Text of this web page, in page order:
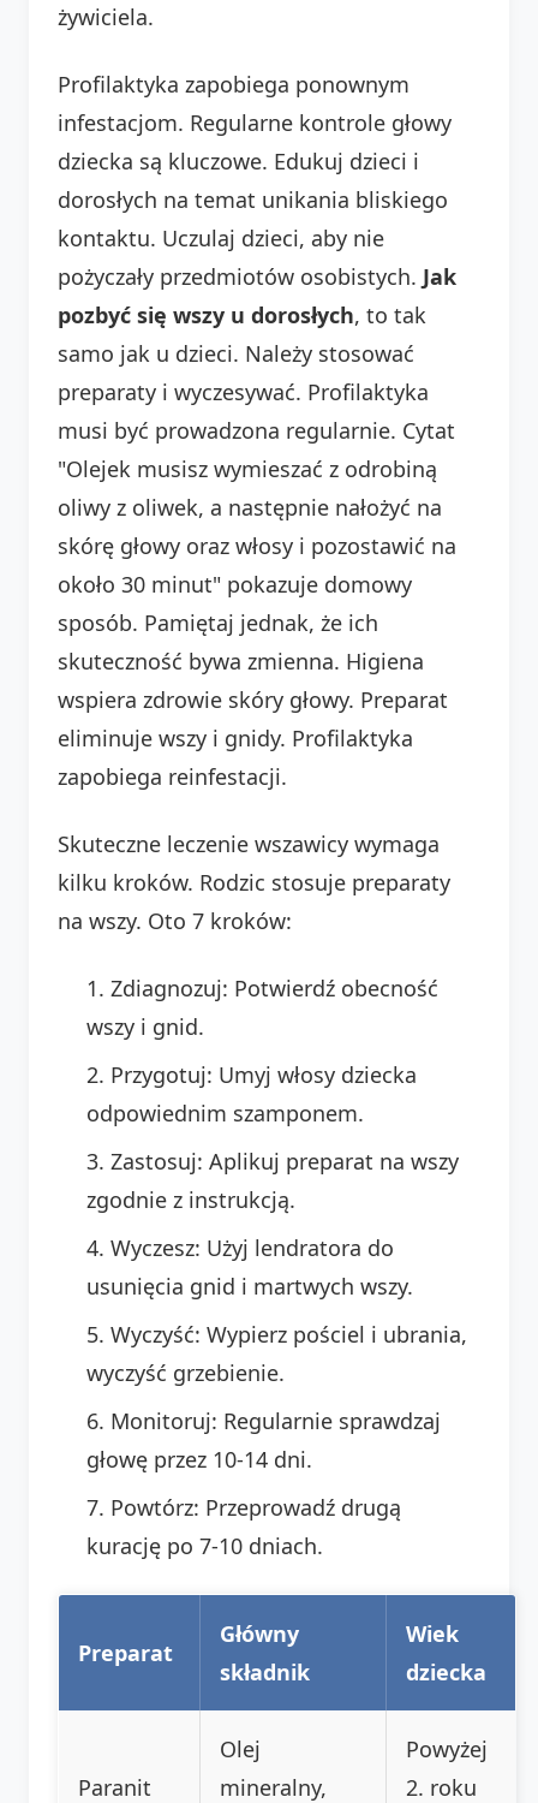
żywiciela.
Profilaktyka zapobiega ponownym
infestacjom. Regularne kontrole głowy
dziecka są kluczowe. Edukuj dzieci i
dorosłych na temat unikania bliskiego
kontaktu. Uczulaj dzieci, aby nie
pożyczały przedmiotów osobistych. Jak
pozbyć się wszy u dorosłych, to tak
samo jak u dzieci. Należy stosować
preparaty i wyczesywać. Profilaktyka
musi być prowadzona regularnie. Cytat
"Olejek musisz wymieszać z odrobiną
oliwy z oliwek, a następnie nałożyć na
skórę głowy oraz włosy i pozostawić na
około 30 minut" pokazuje domowy
sposób. Pamiętaj jednak, że ich
skuteczność bywa zmienna. Higiena
wspiera zdrowie skóry głowy. Preparat
eliminuje wszy i gnidy. Profilaktyka
zapobiega reinfestacji.
Skuteczne leczenie wszawicy wymaga
kilku kroków. Rodzic stosuje preparaty
na wszy. Oto 7 kroków:
Zdiagnozuj: Potwierdź obecność
wszy i gnid.
Przygotuj: Umyj włosy dziecka
odpowiednim szamponem.
Zastosuj: Aplikuj preparat na wszy
zgodnie z instrukcją.
Wyczesz: Użyj lendratora do
usunięcia gnid i martwych wszy.
Wyczyść: Wypierz pościel i ubrania,
wyczyść grzebienie.
Monitoruj: Regularnie sprawdzaj
głowę przez 10-14 dni.
Powtórz: Przeprowadź drugą
kurację po 7-10 dniach.
Preparat
Główny
składnik
Wiek
dziecka
Paranit
Olej
mineralny,
Powyżej
2. roku